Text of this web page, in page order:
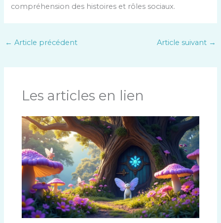
compréhension des histoires et rôles sociaux.
← Article précédent Article suivant →
Les articles en lien